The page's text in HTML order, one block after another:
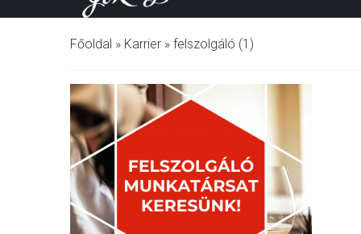
Főoldal » Karrier » felszolgáló (1)